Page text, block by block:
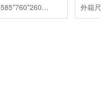
外箱尺寸：1585*760*260mm组装尺寸：1495*760*1120mm跑带尺寸：1200*450mm净重/毛重：46/53kg马达功率：2.0HP速度范围：0.8-12km扬升范围：手动三段调节